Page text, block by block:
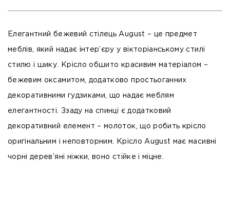
Елегантний бежевий стілець August – це предмет
меблів, який надає інтер’єру у вікторіанському стилі
стилю і шику. Крісло обшито красивим матеріалом –
бежевим оксамитом, додатково простьоганних
декоративними гудзиками, що надає меблям
елегантності. Ззаду на спинці є додатковий
декоративний елемент – молоток, що робить крісло
оригінальним і неповторним. Крісло August має масивні
чорні дерев’яні ніжки, воно стійке і міцне.